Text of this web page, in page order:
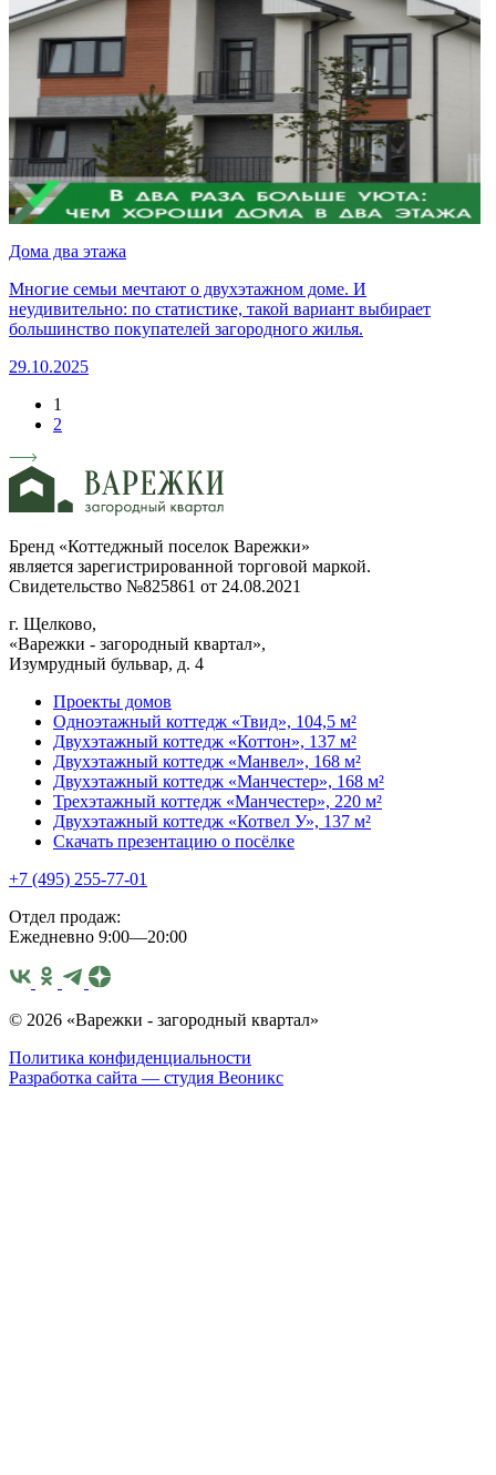
Дома два этажа
Многие семьи мечтают о двухэтажном доме. И
неудивительно: по статистике, такой вариант выбирает
большинство покупателей загородного жилья.
29.10.2025
1
2
Бренд «Коттеджный поселок Варежки»
является зарегистрированной торговой маркой.
Свидетельство №825861 от 24.08.2021
г. Щелково,
«Варежки - загородный квартал»,
Изумрудный бульвар, д. 4
Проекты домов
Одноэтажный коттедж «Твид», 104,5 м²
Двухэтажный коттедж «Коттон», 137 м²
Двухэтажный коттедж «Манвел», 168 м²
Двухэтажный коттедж «Манчестер», 168 м²
Трехэтажный коттедж «Манчестер», 220 м²
Двухэтажный коттедж «Котвел У», 137 м²
Скачать презентацию о посёлке
+7 (495) 255-77-01
Отдел продаж:
Ежедневно 9:00—20:00
© 2026 «Варежки - загородный квартал»
Политика конфиденциальности
Разработка сайта — студия Веоникс